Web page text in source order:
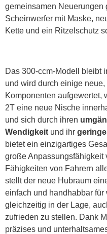
gemeinsamen Neuerungen
Scheinwerfer mit Maske,
Kette und ein Ritzelschutz
Das 300-ccm-Modell bleibt
und wird durch einige
Komponenten aufgewertet,
2T eine neue Nische
und sich durch ihren
Wendigkeit und ihr
bietet ein einzigartiges
große Anpassungsfähigkeit
Fähigkeiten von Fahrern
stellt der neue Hubraum
einfach und handhabbar für
gleichzeitig in der Lage,
zufrieden zu stellen. Dank
präzises und